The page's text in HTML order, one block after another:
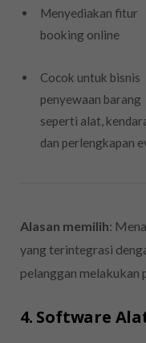
Menyediakan fitur
booking online
Cocok untuk bisnis
penyewaan barang
seperti alat,
dan perlengkapan
Alasan memilih:
yang terintegrasi
pelanggan melakukan
4. Software